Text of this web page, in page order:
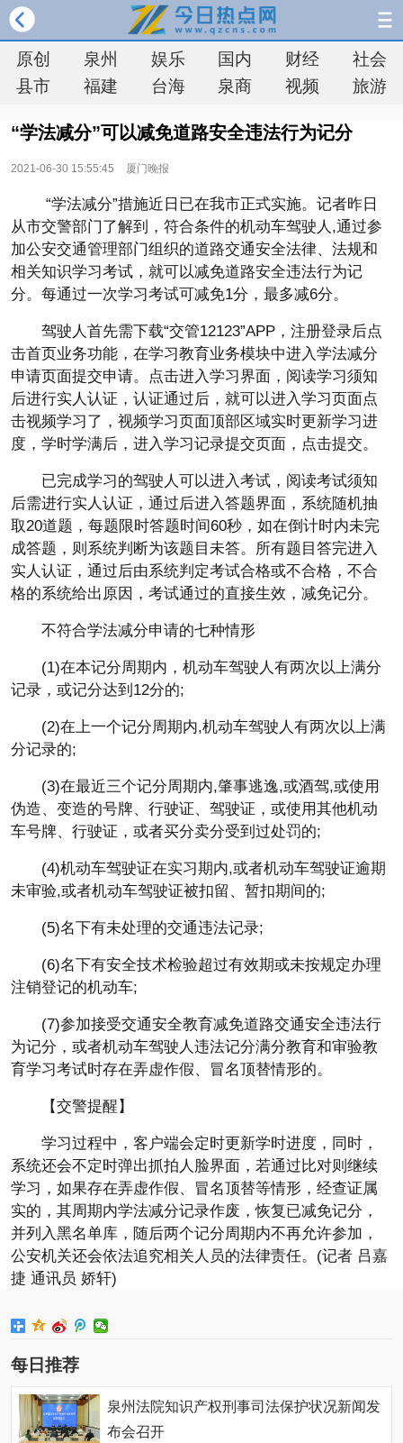
原创 泉州 娱乐 国内 财经
社会
县市
福建 台海 泉商 视频 旅游
“学法减分”可以减免道路安全违法行为记分
2021-06-30 15:55:45 厦门晚报
“学法减分”措施近 日已在我市正式实施。记者昨日
从市交警部门了解到，符合条件的机动车驾驶人,通过参
加公安交通管理部门组织的道路交通安全法律、法规和
相关知识学习考试，就可以减免道路安全违法行为记
分。每通过一次学习考试可减免1分，最多减6分。
驾驶人首先需下载“交管12123”APP，注册登录后点
击首页业务功能，在学习教育业务模块中进入学法减分
申请页面提交申请。点击进入学习界面，阅读学习须知
后进行实人认证，认证通过后，就可以进入学习页面点
击视频学习了，视频学习页面顶部区域实时更新学习进
度，学时学满后，进入学习记录提交页面，点击提交。
已完成学习的驾驶人可以进入考试，阅读考试须知
后需进行实人认证，通过后进入答题界面，系统随机抽
取20道题，每题限时答题时间60秒，如在倒计时内未完
成答题，则系统判断为该题目未答。所有题目答完进入
实人认证，通过后由系统判定考试合格或不合格，不合
格的系统给出原因，考试通过的直接生效，减免记分。
不符合学法减分申请的七种情形
(1)在本记分周期内，机动车驾驶人有两次以上满分
记录，或记分达到12分的;
(2)在上一个记分周期内,机动车驾驶人有两次以上满
分记录的;
(3)在最近三个记分周期内,肇事逃逸,或酒驾,或使用
伪造、变造的号牌、行驶证、驾驶证，或使用其他机动
车号牌、行驶证，或者买分卖分受到过处罚的;
(4)机动车驾驶证在实习期内,或者机动车驾驶证逾期
未审验,或者机动车驾驶证被扣留、暂扣期间的;
(5)名下有未处理的交通违法记录;
(6)名下有安全技术检验超过有效期或未按规定办理
注销登记的机动车;
(7)参加接受交通安全教育减免道路交通安全违法行
为记分，或者机动车驾驶人违法记分满分教育和审验教
育学习考试时存在弄虚作假、冒名顶替情形的。
【交警提醒】
学习过程中，客户端会定时更新学时进度，同时，
系统还会不定时弹出抓拍人脸界面，若通过比对则继续
学习 ，如果存在弄虚作假、冒名顶替等情形，经查证属
实的，其周期内学法减分记录作废，恢复已减免记分，
并列入黑名单库，随后两个记分周期内不再允许参加，
公安机关还会依法追究相关人员的法律责任。(记者 吕嘉
捷 通讯员 娇轩)
每日推荐
泉州法院知识产权刑事司法保护状况新闻发
布会召开